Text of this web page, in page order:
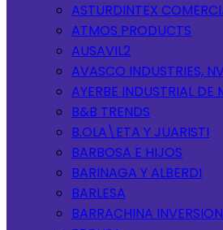
ASTURDINTEX
ATMOS PRODUCTS
AUSAVIL2
AVASCO INDUSTRIES, NV
AYERBE INDUSTRIAL DE
B&B TRENDS
B.OLA\ETA Y JUARISTI
BARBOSA E HIJOS
BARINAGA Y ALBERDI
BARLESA
BARRACHINA